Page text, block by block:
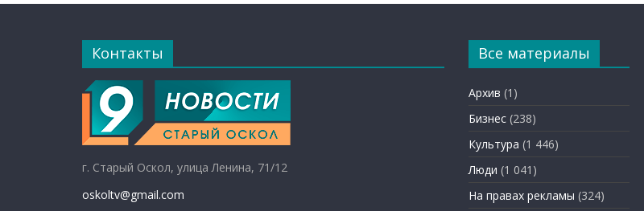
Контакты
г. Старый Оскол, улица Ленина, 71/12
oskoltv@gmail.com
Все материалы
Архив (1)
Бизнес (238)
Культура (1 446)
Люди (1 041)
На правах рекламы (324)